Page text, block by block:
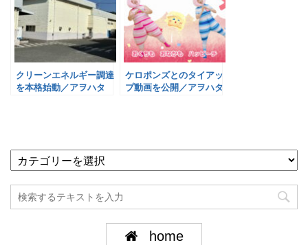
クリーンエネルギー調達
を本格始動／アヲハタ
ケロポンズとのタイアッ
プ動画を公開／アヲハタ
home